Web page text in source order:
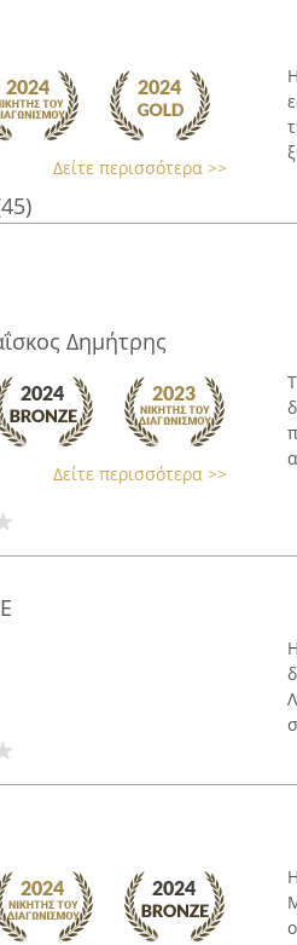
Δείτε περισσότερα >>
Δημήτρης
Δείτε περισσότερα >>